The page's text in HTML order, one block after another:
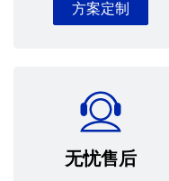
的设计生产效益。
方案定制
无忧售后